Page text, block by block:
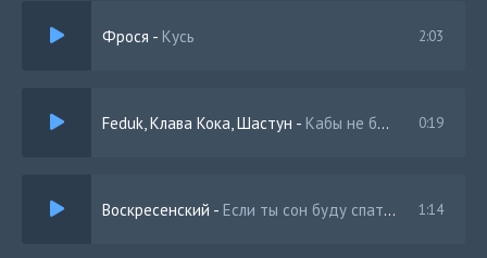
Фрося - Кусь 2:03
Feduk, Клава Кока, Шастун - Кабы не было тебя 0:19
Воскресенский - Если ты сон буду спать вечно 1:14